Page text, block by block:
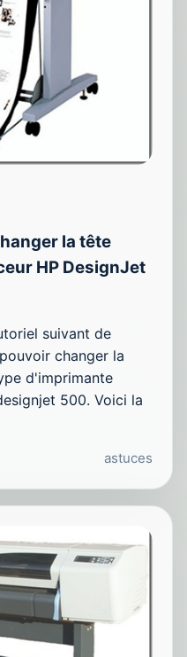
la tête
HP DesignJet
suivant de
changer la
d'imprimante
500. Voici la
astuces